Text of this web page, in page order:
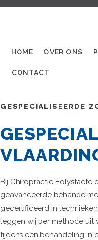
HOME OVER ONS
CONTACT
GESPECIALISEERDE
Bij Chiropractie Holystaete
geavanceerde
gecertificeerd in
leggen wij per methode uit
tijdens een behandeling in